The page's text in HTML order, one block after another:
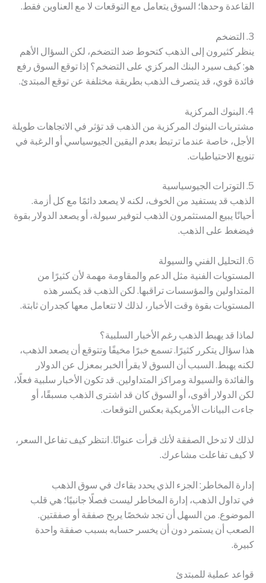
القاعدة وحدها؛ السوق يتعامل مع التوقعات لا مع العناوين فقط.
3. التضخم
ينظر كثيرون إلى الذهب كتحوط ضد التضخم، لكن السؤال الأهم
هو: كيف سيرد البنك المركزي على التضخم؟ إذا توقع السوق رفع
فائدة قوي، قد يتصرف الذهب بطريقة مختلفة عن توقع المبتدئ.
4. البنوك المركزية
مشتريات البنوك المركزية من الذهب قد تؤثر في الاتجاهات طويلة
الأجل، خاصة عندما ترتبط بعدم اليقين الجيوسياسي أو الرغبة في
تنويع الاحتياطيات.
5. التوترات الجيوسياسية
الذهب قد يستفيد من الخوف، لكنه لا يصعد دائمًا مع كل أزمة.
أحيانًا يبيع المستثمرون الذهب لتوفير سيولة، أو يصعد الدولار بقوة
فيضغط على الذهب.
6. التحليل الفني والسيولة
المستويات الفنية مثل الدعم والمقاومة مهمة لأن كثيرًا من
المتداولين والمؤسسات تراقبها. لكن الذهب قد يكسر هذه
المستويات بقوة وقت الأخبار، لذلك لا تتعامل معها كجدران ثابتة.
لماذا قد يهبط الذهب رغم الأخبار السلبية؟
هذا سؤال يتكرر كثيرًا. تسمع خبرًا مخيفًا وتتوقع أن يصعد الذهب،
لكنه يهبط. السبب أن السوق لا يقرأ الخبر بمعزل عن الدولار
والفائدة والسيولة ومراكز المتداولين. قد تكون الأخبار سلبية فعلًا،
لكن الدولار أقوى، أو السوق كان قد اشترى الذهب مسبقًا، أو
جاءت البيانات الأمريكية بعكس التوقعات.
لذلك لا تدخل الصفقة لأنك قرأت عنوانًا. انتظر كيف تفاعل السعر،
لا كيف تفاعلت مشاعرك.
إدارة المخاطر: الجزء الذي يحدد بقاءك في سوق الذهب
في تداول الذهب، إدارة المخاطر ليست فصلًا جانبيًا؛ هي قلب
الموضوع. من السهل أن تجد شخصًا يربح صفقة أو صفقتين.
الصعب أن يستمر دون أن يخسر حسابه بسبب صفقة واحدة
كبيرة.
قواعد عملية للمبتدئ